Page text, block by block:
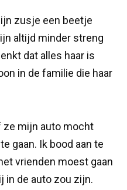
zusje een beetje
altijd minder streng
dat alles haar is
in de familie die haar
ze mijn auto mocht
gaan. Ik bood aan te
vrienden moest gaan
in de auto zou zijn.